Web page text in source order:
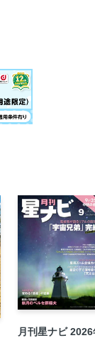
来 ●経典よりも坐
なる仏事の作法 教
月刊星ナビ 2026